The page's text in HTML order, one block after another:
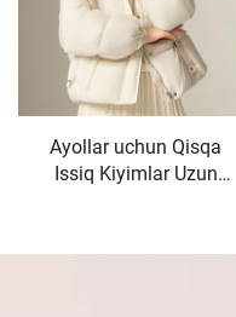
Ayollar uchun Qisqa
Issiq Kiyimlar Uzun
Koreysiyalik Ayollar